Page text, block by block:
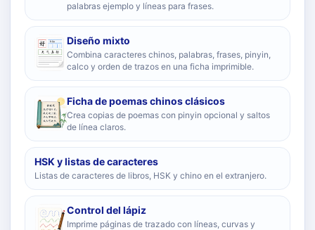
palabras ejemplo y líneas para frases.
Diseño mixto
Combina caracteres chinos, palabras, frases, pinyin,
calco y orden de trazos en una ficha imprimible.
Ficha de poemas chinos clásicos
Crea copias de poemas con pinyin opcional y saltos
de línea claros.
HSK y listas de caracteres
Listas de caracteres de libros, HSK y chino en el extranjero.
Control del lápiz
Imprime páginas de trazado con líneas, curvas y